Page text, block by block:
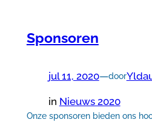
Sponsoren
jul 11, 2020—door
in Nieuws 2020
Onze sponsoren bieden ons